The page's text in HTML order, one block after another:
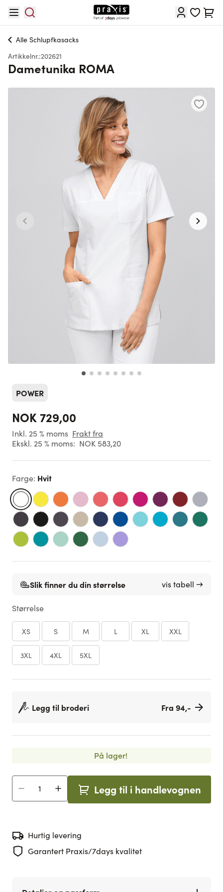
Cart
Alle Schlupfkasacks
Artikkelnr.:202621
Dametunika ROMA
POWER
NOK 729,00
Inkl. 25 % moms Frakt fra
Ekskl. 25 % moms: NOK 583,20
Farge: Hvit
Slik finner du din størrelse vis tabell →
Størrelse
XS S M L XL XXL
3XL 4XL 5XL
Legg til broderi Fra 94,-
På lager!
Antall Legg til i handlevognen
Hurtig levering
Garantert Praxis/7days kvalitet